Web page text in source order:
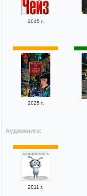
2015 г.
2025 г.
Аудиокниги:
2011 г.